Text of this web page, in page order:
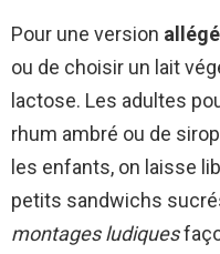
Pour une version
ou de choisir un lait
lactose. Les adultes
rhum ambré ou de
les enfants, on laisse
petits sandwichs
montages ludiques